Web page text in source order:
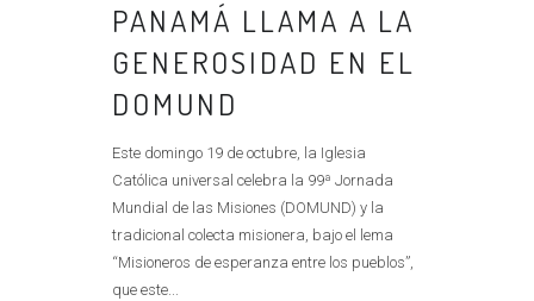
PANAMÁ LLAMA A LA
GENEROSIDAD EN EL
DOMUND
Este domingo 19 de octubre, la Iglesia
Católica universal celebra la 99ª Jornada
Mundial de las Misiones (DOMUND) y la
tradicional colecta misionera, bajo el lema
“Misioneros de esperanza entre los pueblos”,
que este...